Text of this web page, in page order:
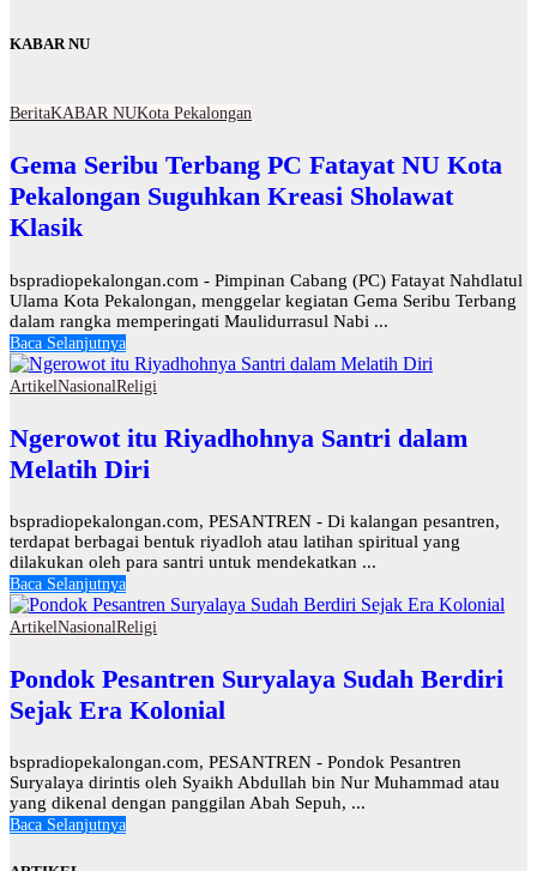
KABAR NU
BeritaKABAR NUKota Pekalongan
Gema Seribu Terbang PC Fatayat NU Kota
Pekalongan Suguhkan Kreasi Sholawat
Klasik
bspradiopekalongan.com - Pimpinan Cabang (PC) Fatayat Nahdlatul
Ulama Kota Pekalongan, menggelar kegiatan Gema Seribu Terbang
dalam rangka memperingati Maulidurrasul Nabi ...
Baca Selanjutnya
ArtikelNasionalReligi
Ngerowot itu Riyadhohnya Santri dalam
Melatih Diri
bspradiopekalongan.com, PESANTREN - Di kalangan pesantren,
terdapat berbagai bentuk riyadloh atau latihan spiritual yang
dilakukan oleh para santri untuk mendekatkan ...
Baca Selanjutnya
ArtikelNasionalReligi
Pondok Pesantren Suryalaya Sudah Berdiri
Sejak Era Kolonial
bspradiopekalongan.com, PESANTREN - Pondok Pesantren
Suryalaya dirintis oleh Syaikh Abdullah bin Nur Muhammad atau
yang dikenal dengan panggilan Abah Sepuh, ...
Baca Selanjutnya